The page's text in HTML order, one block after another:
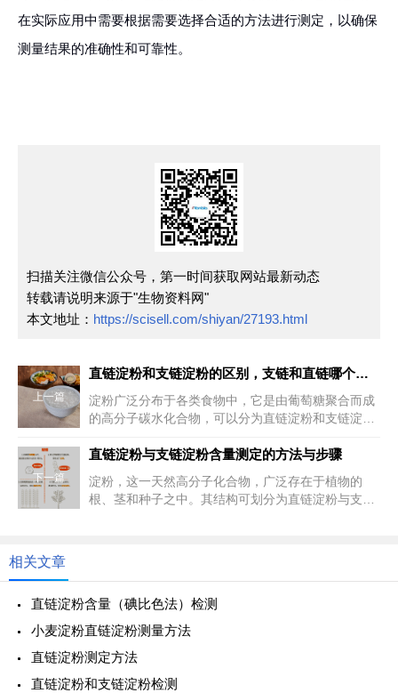
在实际应用中需要根据需要选择合适的方法进行测定，以确保
测量结果的准确性和可靠性。
扫描关注微信公众号，第一时间获取网站最新动态
转载请说明来源于"生物资料网"
本文地址： https://scisell.com/shiyan/27193.html
上一篇
直链淀粉和支链淀粉的区别，支链和直链哪个好消化
淀粉广泛分布于各类食物中，它是由葡萄糖聚合而成
的高分子碳水化合物，可以分为直链淀粉和支链淀
下一篇
直链淀粉与支链淀粉含量测定的方法与步骤
淀粉，这一天然高分子化合物，广泛存在于植物的
根、茎和种子之中。其结构可划分为直链淀粉与支链
相关文章
直链淀粉含量（碘比色法）检测
小麦淀粉直链淀粉测量方法
直链淀粉测定方法
直链淀粉和支链淀粉检测